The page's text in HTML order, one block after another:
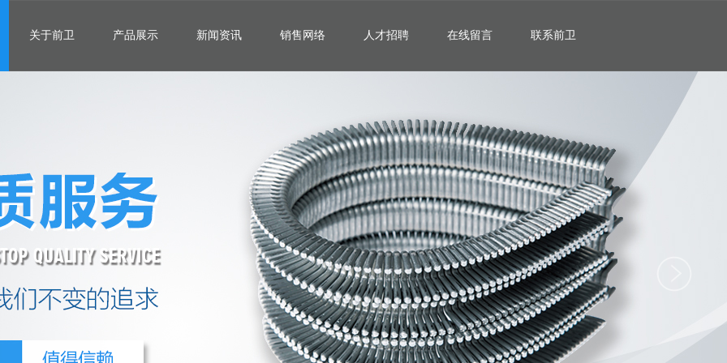
关于前卫 产品展示 新闻资讯 销售网络 人才招聘 在线留言 联系前卫